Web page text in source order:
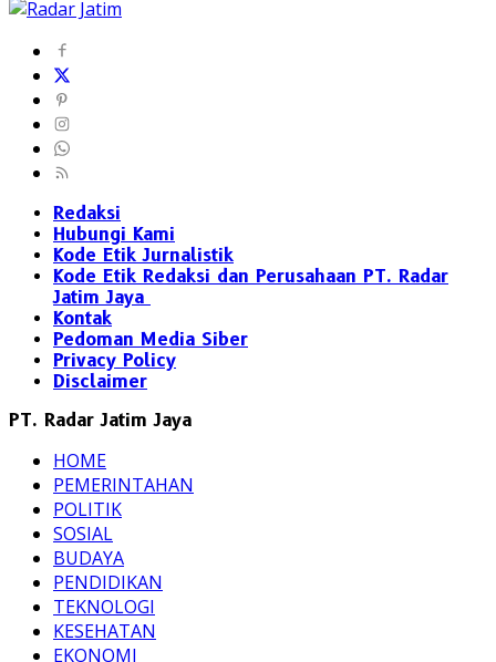
Redaksi
Hubungi Kami
Kode Etik Jurnalistik
Kode Etik Redaksi dan Perusahaan PT. Radar
Jatim Jaya
Kontak
Pedoman Media Siber
Privacy Policy
Disclaimer
PT. Radar Jatim Jaya
HOME
PEMERINTAHAN
POLITIK
SOSIAL
BUDAYA
PENDIDIKAN
TEKNOLOGI
KESEHATAN
EKONOMI